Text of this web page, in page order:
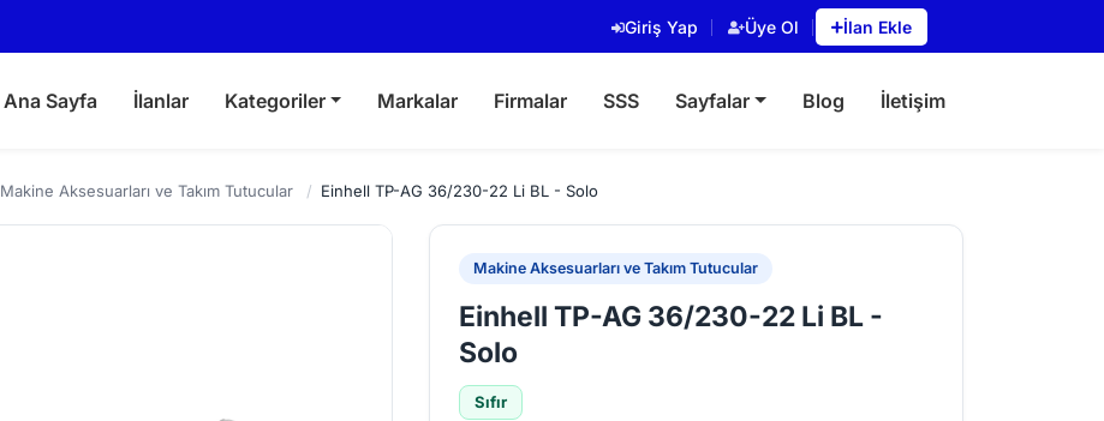
Giriş Yap Üye Ol İlan Ekle
Ana Sayfa İlanlar Kategoriler Markalar Firmalar SSS Sayfalar Blog İletişim
Makine Aksesuarları ve Takım Tutucular / Einhell TP-AG 36/230-22 Li BL - Solo
Makine Aksesuarları ve Takım Tutucular
Einhell TP-AG 36/230-22 Li BL -
Solo
Sıfır